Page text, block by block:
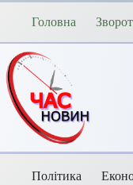
Перейти
Головна
Політика